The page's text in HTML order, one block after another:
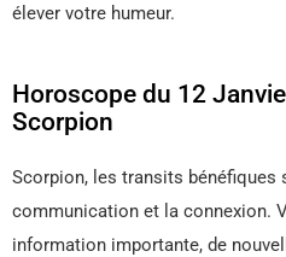
élever votre humeur.
Horoscope du 12
Scorpion
Scorpion, les transits bénéfiques
communication et la connexion.
information importante, de